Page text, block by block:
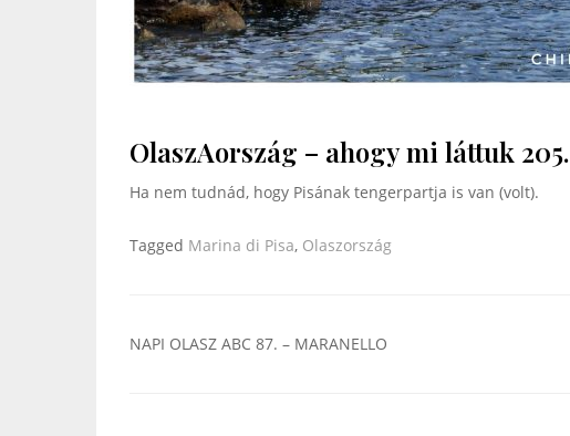
OlaszAország – ahogy mi láttuk 205.
Ha nem tudnád, hogy Pisának tengerpartja is van (volt).
Tagged Marina di Pisa, Olaszország
Bejegyzés
NAPI OLASZ ABC 87. – MARANELLO